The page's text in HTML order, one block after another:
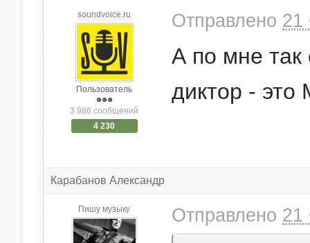
soundvoice.ru
Пользователь
3 986 сообщений
4 230
Отправлено 21
А по мне
диктор -
Карабанов Александр
Пишу музыку Отправлено 21